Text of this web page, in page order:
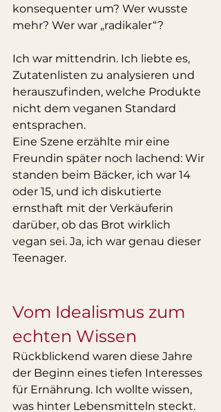
konsequenter um? Wer wusste
mehr? Wer war „radikaler“?
Ich war mittendrin. Ich liebte es,
Zutatenlisten zu analysieren und
herauszufinden, welche Produkte
nicht dem veganen Standard
entsprachen.
Eine Szene erzählte mir eine
Freundin später noch lachend: Wir
standen beim Bäcker, ich war 14
oder 15, und ich diskutierte
ernsthaft mit der Verkäuferin
darüber, ob das Brot wirklich
vegan sei. Ja, ich war genau dieser
Teenager.
Vom Idealismus zum
echten Wissen
Rückblickend waren diese Jahre
der Beginn eines tiefen Interesses
für Ernährung. Ich wollte wissen,
was hinter Lebensmitteln steckt.